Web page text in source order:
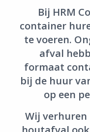
Contact
Login
Bij HRM
container
te voeren.
afval
formaat
bij de huur
op een
Wij